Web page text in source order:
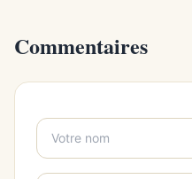
Commentaires